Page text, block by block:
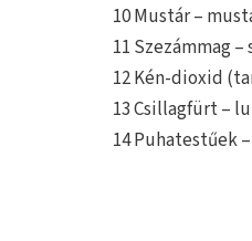
10 Mustár –
11 Szezámmag –
12 Kén-dioxid
13 Csillagfürt –
14 Puhatestűek